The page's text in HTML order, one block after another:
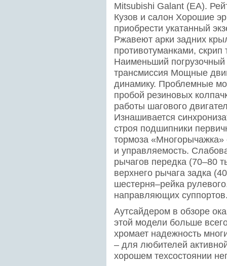
Mitsubishi Galant (ЕА).
Кузов и салон Хорошие
приобрести укатанный
Ржавеют арки задних
противотуманками,
Наименьший
трансмиссия Мощные
динамику. Проблемные
пробой резиновых
работы шагового
Изнашивается
строя подшипники
тормоза «Многорычажка»
и управляемость.
рычагов передка (70–80
верхнего рычага задка
шестерня–рейка
направляющих
Аутсайдером в обзоре
этой модели больше
хромает надежность
– для любителей
хорошем техсостоянии